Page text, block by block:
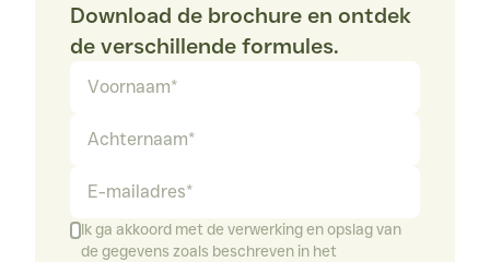
Download de brochure en ontdek
de verschillende formules.
Ik ga akkoord met de verwerking en opslag van
de gegevens zoals beschreven in het